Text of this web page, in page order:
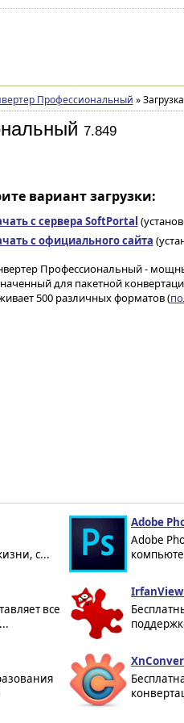
Профессиональный »Загрузка
7.849
вариант загрузки:
с сервера SoftPortal
с официального сайта
Профессиональный -
для пакетной
500 различных форматов (
с...
Adobe
Adobe
все
IrfanView